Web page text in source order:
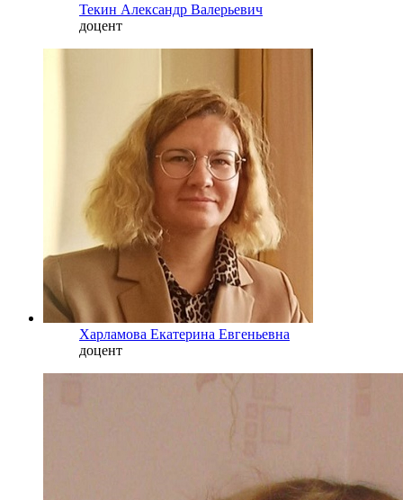
Текин Александр Валерьевич
доцент
Харламова Екатерина Евгеньевна
доцент